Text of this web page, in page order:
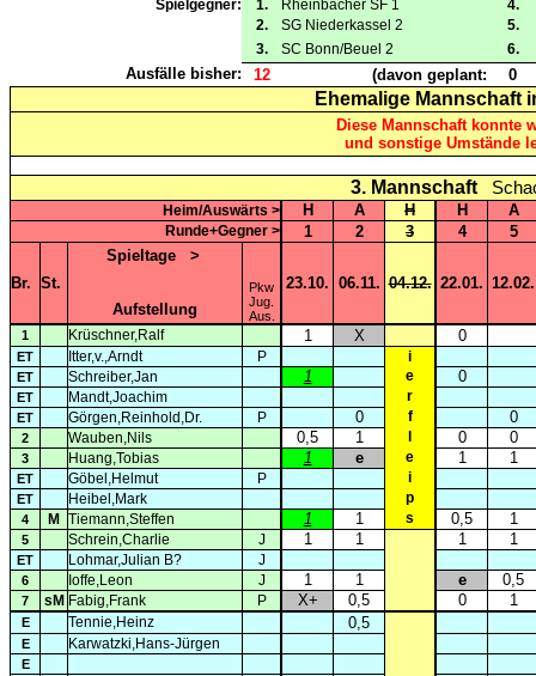
Spielgegner: 1. Rheinbacher SF 1
4.
2.
SG Niederkassel 2
5.
3.
SC Bonn/Beuel 2 6.
Ausfälle bisher: 12 (davon geplant: 0
Ehemalige Mannschaft
Diese Mannschaft konnte
und sonstige Umstände
3. Mannschaft
Heim/Auswärts > H A H H A
Runde+Gegner > 1 2 3 4 5
Br. St.
Spieltage >
Aufstellung
Pkw
Jug.
Aus.
23.10. 06.11. 04.12. 22.01. 12.02.
1 Krüschner,Ralf 1 X 0
ET Itter,v.,Arndt P i
ET Schreiber,Jan 1 e 0
ET Mandt,Joachim r
ET Görgen,Reinhold,Dr. P 0 f 0
2 Wauben,Nils 0,5 1 0 0
3 Huang,Tobias 1 e e 1 1
ET Göbel,Helmut P i
ET Heibel,Mark p
4 M Tiemann,Steffen 1 1 s 0,5 1
5 Schrein,Charlie J 1 1 1 1
ET Lohmar,Julian B? J
6 Ioffe,Leon J 1 1 e 0,5
7 sM Fabig,Frank P X+ 0,5 0 1
E Tennie,Heinz 0,5
E Karwatzki,Hans-Jürgen
E